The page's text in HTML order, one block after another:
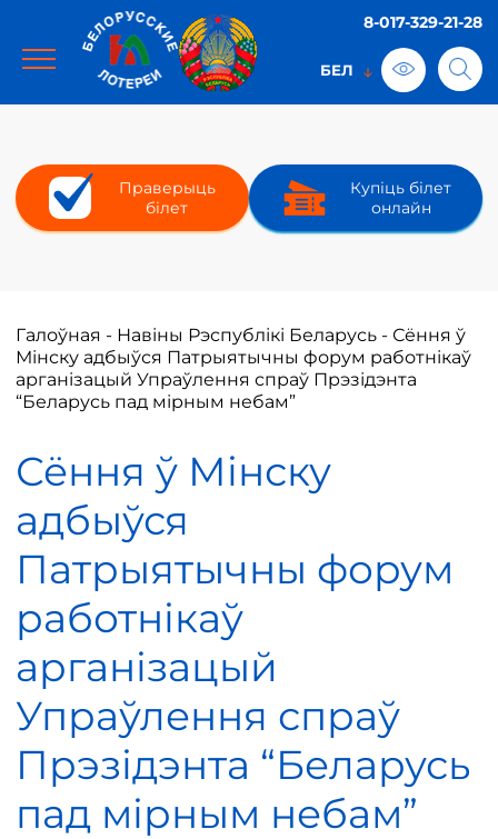
8-017-329-21-28
Праверыць
білет
Купіць білет
онлайн
Галоўная - Навіны Рэспублікі Беларусь - Сёння ў
Мінску адбыўся Патрыятычны форум работнікаў
арганізацый Упраўлення спраў Прэзідэнта
“Беларусь пад мірным небам”
Сёння ў Мінску
адбыўся
Патрыятычны форум
работнікаў
арганізацый
Упраўлення спраў
Прэзідэнта “Беларусь
пад мірным небам”